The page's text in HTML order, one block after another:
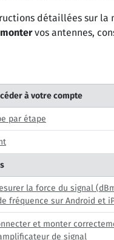
détaillées sur la
vos antennes,
à votre compte
par étape
la force du signal
fréquence sur Android et
et monter
de signal